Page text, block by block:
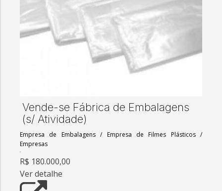
Vende-se Fábrica de Embalagens
(s/ Atividade)
Empresa de Embalagens/ Empresa de Filmes Plásticos/
Empresas
R$ 180.000,00
Ver detalhe